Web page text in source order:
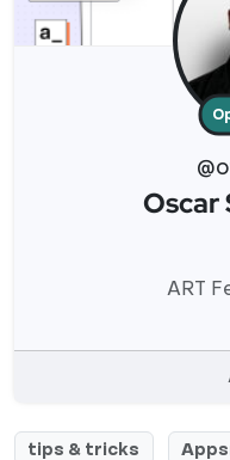
Oscar
ART
tips & tricks